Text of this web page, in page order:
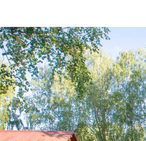
google.com
google.com google.com google.com